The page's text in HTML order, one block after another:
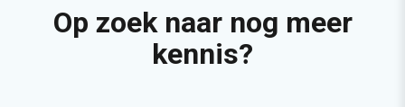
Op zoek naar nog meer
kennis?